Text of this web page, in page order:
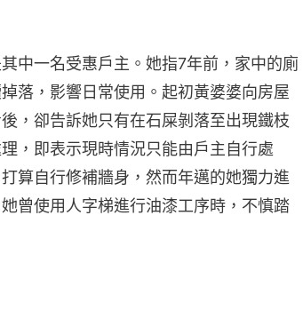
中一名受惠戶主。她指7年前，家中的廁
落，影響日常使用。起初黃婆婆向房屋
，卻告訴她只有在石屎剝落至出現鐵枝
，即表示現時情況只能由戶主自行處
算自行修補牆身，然而年邁的她獨力進
曾使用人字梯進行油漆工序時，不慎踏